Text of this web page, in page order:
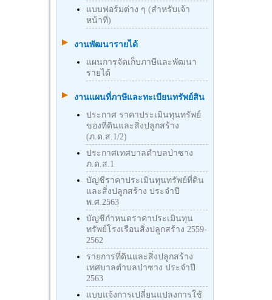
แบบฟอร์มต่าง ๆ (สำหรับเจ้า
หน้าที่)
งานพัฒนารายได้
แผนการจัดเก็บภาษีและพัฒนา
รายได้
งานแผนที่ภาษีและทะเบียนทรัพย์สิน
ประกาศ ราคาประเมินทุนทรัพย์
ของที่ดินและสิ่งปลูกสร้าง
(ภ.ด.ส.1/2)
ประกาศเทศบาลตำบลป่าซาง
ภ.ด.ส.1
บัญชีราคาประเมินทุนทรัพย์ที่ดิน
และสิ่งปลูกสร้าง ประจำปี
พ.ศ.2563
บัญชีกําหนดราคาประเมินทุน
ทรัพย์โรงเรือนสิ่งปลูกสร้าง 2559-
2562
รายการที่ดินและสิ่งปลูกสร้าง
เทศบาลตำบลป่าซาง ประจำปี
2563
แบบแจ้งการเปลี่ยนแปลงการใช้